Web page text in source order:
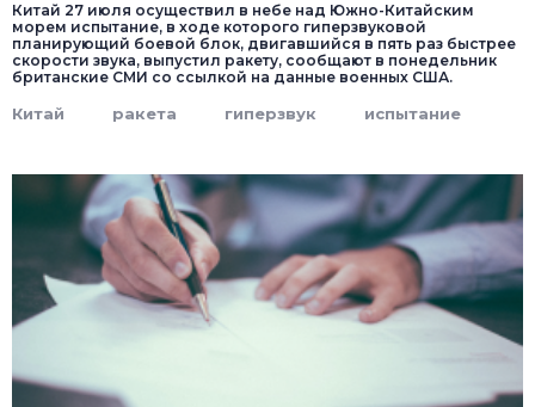
Китай 27 июля осуществил в небе над Южно-Китайским
морем испытание, в ходе которого гиперзвуковой
планирующий боевой блок, двигавшийся в пять раз быстрее
скорости звука, выпустил ракету, сообщают в понедельник
британские СМИ со ссылкой на данные военных США.
Китай ракета гиперзвук испытание